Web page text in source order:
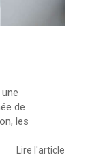
de
les
Lire l'article